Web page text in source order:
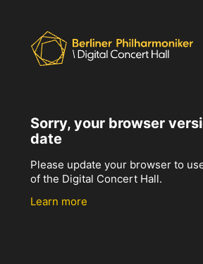
Sorry, your browser
date
Please update your browser to
of the Digital Concert Hall.
Learn more